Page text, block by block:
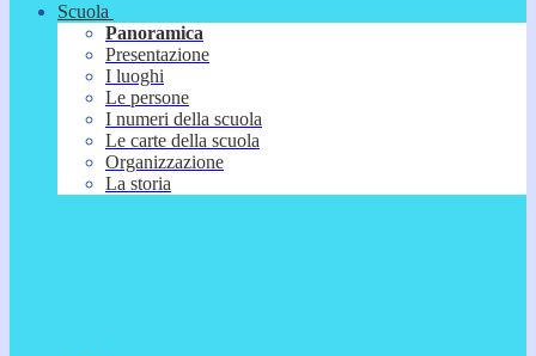
Scuola
Panoramica
Presentazione
I luoghi
Le persone
I numeri della scuola
Le carte della scuola
Organizzazione
La storia